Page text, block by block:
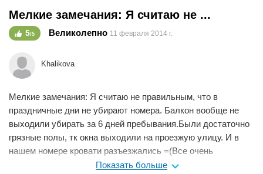
Мелкие замечания: Я считаю не ...
5/5 Великолепно 11 февраля 2014 г.
Khalikova
Мелкие замечания: Я считаю не правильным, что в
праздничные дни не убирают номера. Балкон вообще не
выходили убирать за 6 дней пребывания.Были достаточно
грязные полы, тк окна выходили на проезжую улицу. И в
нашем номере кровати разъезжались =(Все очень
понравилось в номере! Все чистое и свежее. Много света.
Показать больше